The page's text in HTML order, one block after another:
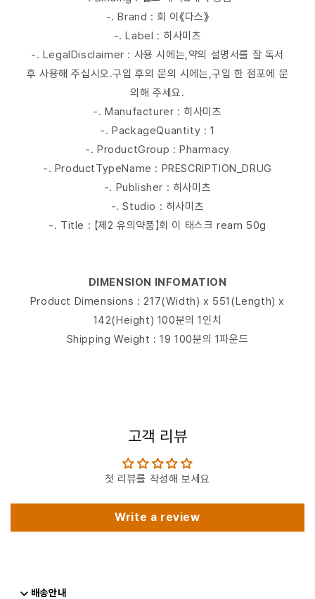
-. Brand : 회 이《다스》
-. Label : 히사미츠
-. LegalDisclaimer : 사용 시에는,약의 설명서를 잘 독서
후 사용해 주십시오.구입 후의 문의 시에는,구입 한 점포에 문
의해 주세요.
-. Manufacturer : 히사미츠
-. PackageQuantity : 1
-. ProductGroup : Pharmacy
-. ProductTypeName : PRESCRIPTION_DRUG
-. Publisher : 히사미츠
-. Studio : 히사미츠
-. Title : 【제2 유의약품】회 이 태스크 ream 50g
DIMENSION INFOMATION
Product Dimensions : 217(Width) x 551(Length) x
142(Height) 100분의 1인치
Shipping Weight : 19 100분의 1파운드
고객 리뷰
첫 리뷰를 작성해 보세요
Write a review
배송안내